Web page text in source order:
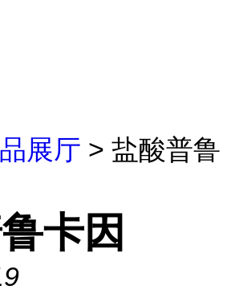
展厅 > 盐酸普鲁
卡因